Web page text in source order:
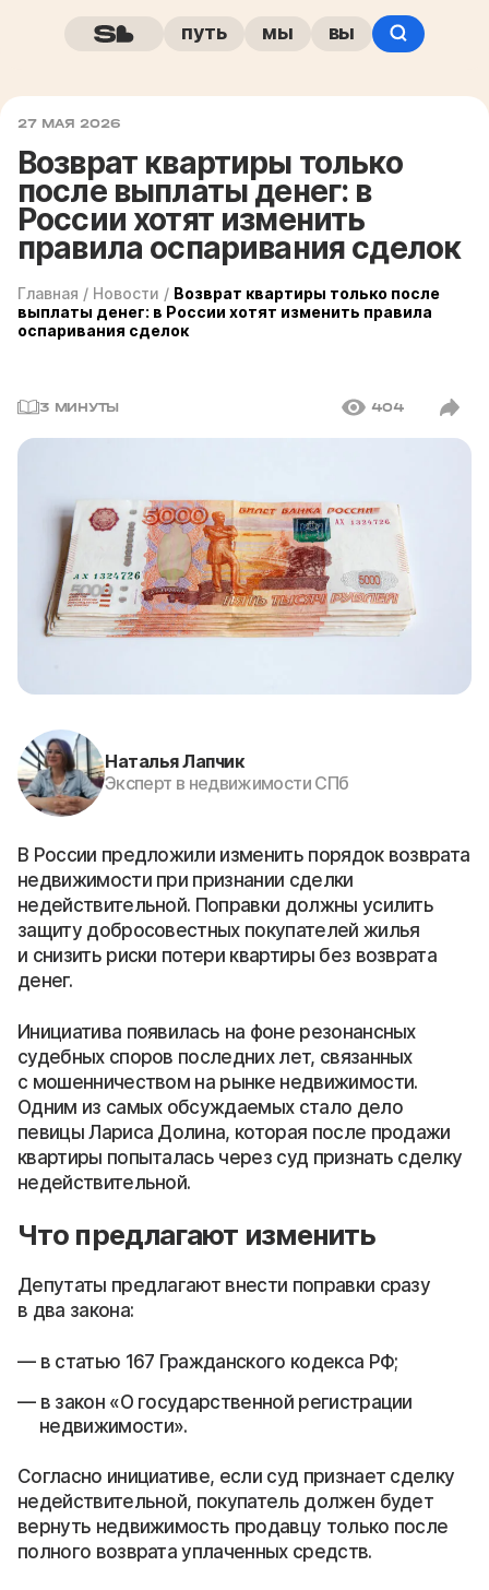
путь мы вы
27 МАЯ 2026
Возврат квартиры только
после выплаты денег: в
России хотят изменить
правила оспаривания сделок
Главная / Новости / Возврат квартиры только после
выплаты денег: в России хотят изменить правила
оспаривания сделок
3 МИНУТЫ 404
Наталья Лапчик
Эксперт в недвижимости СПб
В России предложили изменить порядок возврата
недвижимости при признании сделки
недействительной. Поправки должны усилить
защиту добросовестных покупателей жилья
и снизить риски потери квартиры без возврата
денег.
Инициатива появилась на фоне резонансных
судебных споров последних лет, связанных
с мошенничеством на рынке недвижимости.
Одним из самых обсуждаемых стало дело
певицы Лариса Долина, которая после продажи
квартиры попыталась через суд признать сделку
недействительной.
Что предлагают изменить
Депутаты предлагают внести поправки сразу
в два закона:
в статью 167 Гражданского кодекса РФ;
в закон «О государственной регистрации
недвижимости».
Согласно инициативе, если суд признает сделку
недействительной, покупатель должен будет
вернуть недвижимость продавцу только после
полного возврата уплаченных средств.